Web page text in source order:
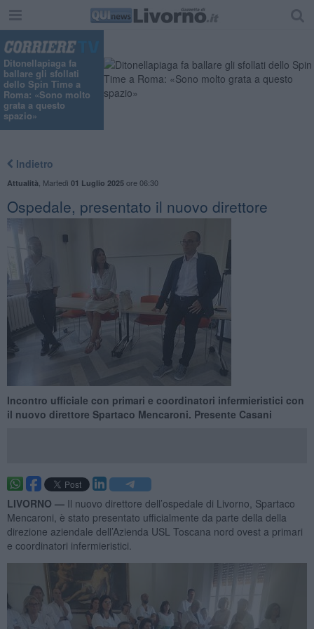
Ditonellapiaga fa
ballare gli sfollati
dello Spin Time a
Roma: «Sono molto
grata a questo
spazio»
Indietro
Attualità Martedì 01 Luglio 2025ore 06:30
Ospedale, presentato il nuovo direttore
Incontro ufficiale con primari e coordinatori infermieristici con
il nuovo direttore Spartaco Mencaroni. Presente Casani
LIVORNO — Il nuovo direttore dell’ospedale di Livorno, Spartaco
Mencaroni, è stato presentato ufficialmente da parte della della
direzione aziendale dell’Azienda USL Toscana nord ovest a primari
e coordinatori infermieristici.